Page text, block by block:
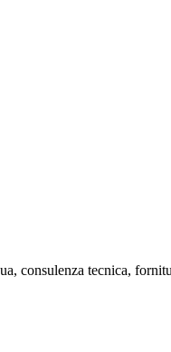
consulenza tecnica,